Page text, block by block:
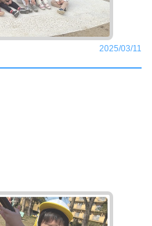
2025/03/11